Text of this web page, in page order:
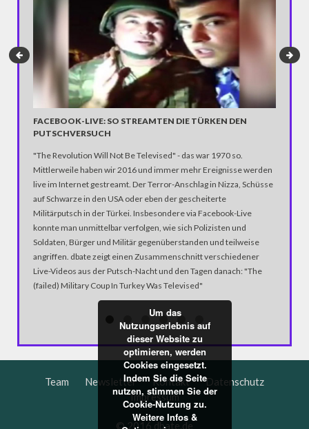
FACEBOOK-LIVE: SO STREAMTEN DIE TÜRKEN DEN
PUTSCHVERSUCH
"The Revolution Will Not Be Televised" - das war 1970 so.
Mittlerweile haben wir 2016 und immer mehr Ereignisse werden
live im Internet gestreamt. Der Terror-Anschlag in Nizza, Schüsse
auf Schwarze in den USA oder eben der gescheiterte
Militärputsch in der Türkei. Insbesondere via Facebook-Live
konnte man unmittelbar verfolgen, wie sich Polizisten und
Soldaten, Bürger und Militär gegenüberstanden und teilweise
angriffen. dbate zeigt einen Zusammenschnitt verschiedener
Live-Videos aus der Putsch-Nacht und den Tagen danach: "The
(failed) Military Coup In Turkey Was Televised"
Team Newsletter Kontakt
Datenschutz
Impressum
© 2016 dbate.de
Um das
Nutzungserlebnis auf
dieser Website zu
optimieren, werden
Cookies eingesetzt.
Indem Sie die Seite
nutzen, stimmen Sie der
Cookie-Nutzung zu.
Weitere Infos &